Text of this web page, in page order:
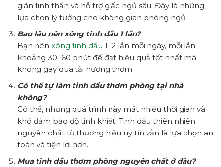
giãn tinh thần và hỗ trợ giấc ngủ sâu. Đây là những
lựa chọn lý tưởng cho không gian phòng ngủ.
Bao lâu nên xông tinh dầu 1 lần?
Bạn nên xông tinh dầu 1–2 lần mỗi ngày, mỗi lần
khoảng 30–60 phút để đạt hiệu quả tốt nhất mà
không gây quá tải hương thơm.
Có thể tự làm tinh dầu thơm phòng tại nhà
không?
Có thể, nhưng quá trình này mất nhiều thời gian và
khó đảm bảo độ tinh khiết. Tinh dầu thiên nhiên
nguyên chất từ thương hiệu uy tín vẫn là lựa chọn an
toàn và tiện lợi hơn.
Mua tinh dầu thơm phòng nguyên chất ở đâu?